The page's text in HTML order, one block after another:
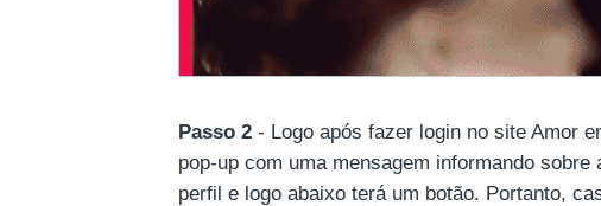
Passo 2- Logo após fazer login no site Amor
pop-up com uma mensagem informando
perfil e logo abaixo terá um botão. Portanto,